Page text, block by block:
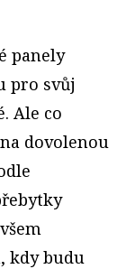
panely
pro svůj
Ale co
dovolenou
kdy budu